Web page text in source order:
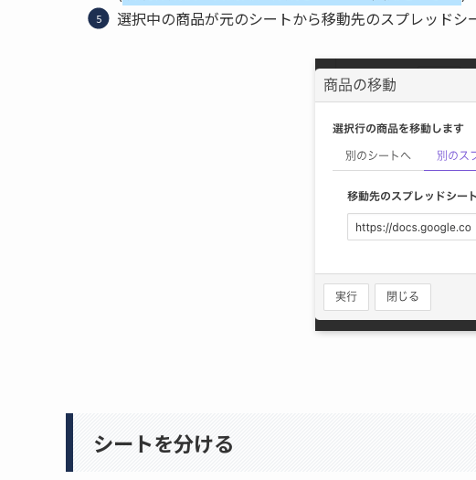
選択中の商品が元のシートから移動先のスプレッドシ
シートを分ける